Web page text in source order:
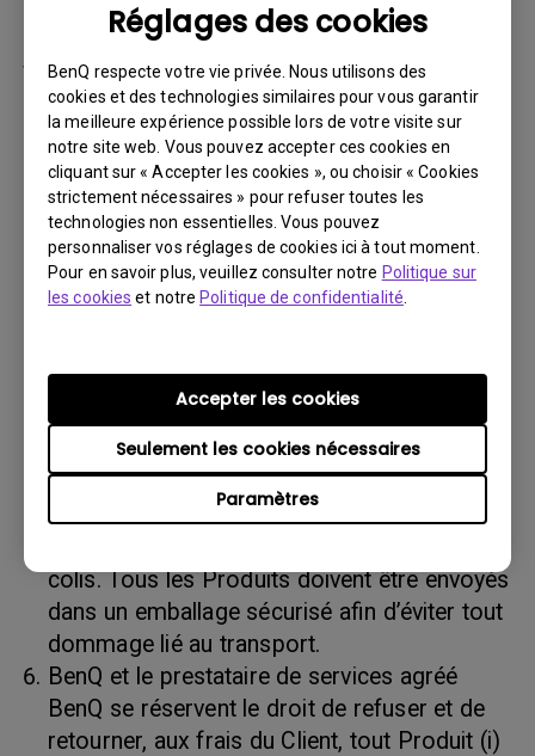
Réglages des cookies
BenQ respecte votre vie privée. Nous utilisons des
cookies et des technologies similaires pour vous garantir
la meilleure expérience possible lors de votre visite sur
notre site web. Vous pouvez accepter ces cookies en
cliquant sur « Accepter les cookies », ou choisir « Cookies
strictement nécessaires » pour refuser toutes les
technologies non essentielles. Vous pouvez
personnaliser vos réglages de cookies ici à tout moment.
Pour en savoir plus, veuillez consulter notre Politique sur
les cookies et notrePolitique de confidentialité
Paramètres
Seulement les cookies nécessaires
Accepter les cookies
par la suite.
Vous devez retourner le Produit à BenQ,
sauf indication contraire de BenQ, ou à un
prestataire de services agréé BenQ. Vous
devez prépayer les frais d’expédition, taxes
d’exportation, droits de douane et toutes
charges associées au transport du Produit
BenQ. De plus, vous êtes responsable de
l’assurance du Produit expédié et assumez
accompagnés (i) des matériaux d’expédition
et d’emballage d’origine, (ii) d’une description
du symptôme du Produit BenQ et (iii) d’une
preuve du lieu et de la date d’achat. Le
numéro RMA doit être clairement inscrit sur
colis. Tous les Produits doivent être envoyés
dans un emballage sécurisé afin d’éviter tout
dommage lié au transport.
BenQ et le prestataire de services agréé
BenQ se réservent le droit de refuser et de
retourner, aux frais du Client, tout Produit (i)